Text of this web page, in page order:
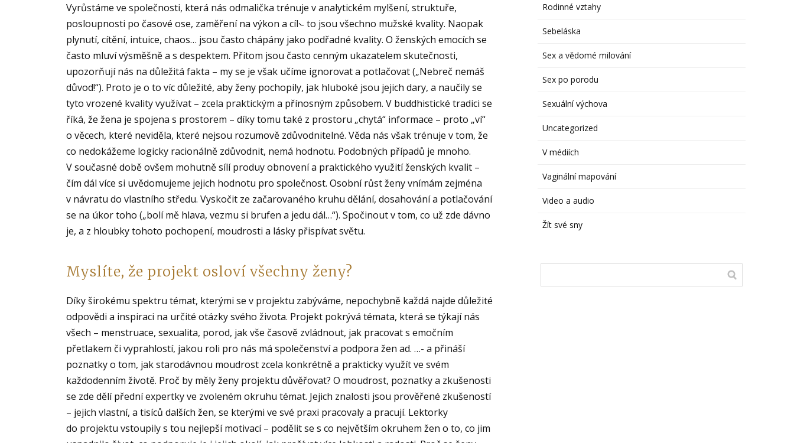
Vyrůstáme ve společnosti, která nás odmalička trénuje v analytickém mylšení, struktuře,
posloupnosti po časové ose, zaměření na výkon a cíl⦦ to jsou všechno mužské kvality. Naopak
plynutí, cítění, intuice, chaos… jsou často chápány jako podřadné kvality. O ženských emocích se
často mluví výsměšně a s despektem. Přitom jsou často cenným ukazatelem skutečnosti,
upozorňují nás na důležitá fakta – my se je však učíme ignorovat a potlačovat („Nebreč nemáš
důvod!“). Proto je o to víc důležité, aby ženy pochopily, jak hluboké jsou jejich dary, a naučily se
tyto vrozené kvality využívat – zcela praktickým a přínosným způsobem. V buddhistické tradici se
říká, že žena je spojena s prostorem – díky tomu také z prostoru „chytá“ informace – proto „ví“
o věcech, které neviděla, které nejsou rozumově zdůvodnitelné. Věda nás však trénuje v tom, že
co nedokážeme logicky racionálně zdůvodnit, nemá hodnotu. Podobných případů je mnoho.
V současné době ovšem mohutně sílí produy obnovení a praktického využití ženských kvalit –
čím dál více si uvědomujeme jejich hodnotu pro společnost. Osobní růst ženy vnímám zejména
v návratu do vlastního středu. Vyskočit ze začarovaného kruhu dělání, dosahování a potlačování
se na úkor toho („bolí mě hlava, vezmu si brufen a jedu dál…“). Spočinout v tom, co už zde dávno
je, a z hloubky tohoto pochopení, moudrosti a lásky přispívat světu.
Myslíte, že projekt osloví všechny ženy?
Díky širokému spektru témat, kterými se v projektu zabýváme, nepochybně každá najde důležité
odpovědi a inspiraci na určité otázky svého života. Projekt pokrývá témata, která se týkají nás
všech – menstruace, sexualita, porod, jak vše časově zvládnout, jak pracovat s emočním
přetlakem či vyprahlostí, jakou roli pro nás má společenství a podpora žen ad. …- a přináší
poznatky o tom, jak starodávnou moudrost zcela konkrétně a prakticky využít ve svém
každodenním životě. Proč by měly ženy projektu důvěřovat? O moudrost, poznatky a zkušenosti
se zde dělí přední expertky ve zvoleném okruhu témat. Jejich znalosti jsou prověřené zkušeností
– jejich vlastní, a tisíců dalších žen, se kterými ve své praxi pracovaly a pracují. Lektorky
do projektu vstoupily s tou nejlepší motivací – podělit se s co největším okruhem žen o to, co jim
Rodinné vztahy
Sebeláska
Sex a vědomé milování
Sex po porodu
Sexuální výchova
Uncategorized
V médiích
Vaginální mapování
Video a audio
Žít své sny